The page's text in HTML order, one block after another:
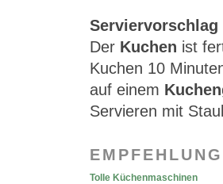
Serviervorschlag
Der Kuchen ist
Kuchen 10
auf einem
Servieren mit
Tolle Küchenmaschinen